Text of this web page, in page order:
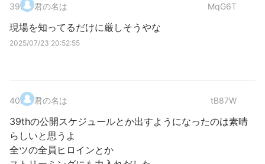
39. 君の名は MqG6T
現場を知ってるだけに厳しそうやな
2025/07/23 20:52:55
40. 君の名は tB87W
39thの公開スケジュールとか出すようになったのは素晴
らしいと思うよ
全ツの全員ヒロインとか